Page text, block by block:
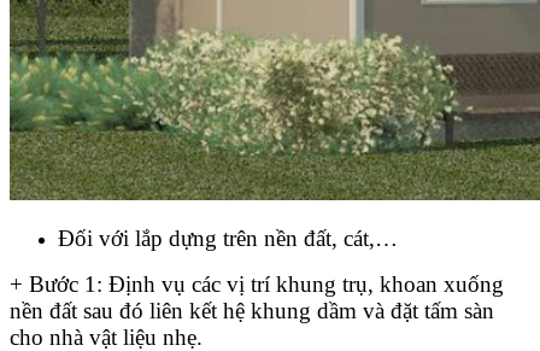
Đối với lắp dựng trên nền đất, cát,…
+ Bước 1: Định vụ các vị trí khung trụ, khoan xuống
nền đất sau đó liên kết hệ khung dầm và đặt tấm sàn
cho nhà vật liệu nhẹ.